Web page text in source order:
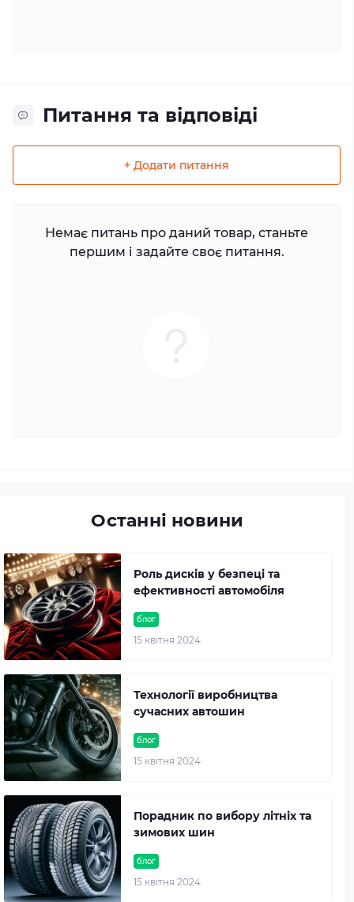
Питання та відповіді
+ Додати питання
Немає питань про даний товар, станьте
першим і задайте своє питання.
Останні новини
блог
15 квітня 2024
Роль дисків у безпеці та
ефективності автомобіля
блог
15 квітня 2024
Технології виробництва
сучасних автошин
блог
15 квітня 2024
Порадник по вибору літніх та
зимових шин